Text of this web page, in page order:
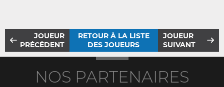
JOUEUR
PRÉCÉDENT
RETOUR À LA LISTE
DES JOUEURS
JOUEUR
SUIVANT
NOS PARTENAIRES